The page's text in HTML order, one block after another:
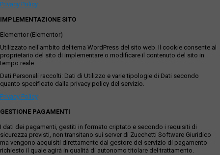
Privacy Policy
IMPLEMENTAZIONE SITO
Elementor (Elementor)
Utilizzato nell'ambito del tema WordPress del sito web. Il cookie consente al
proprietario del sito di implementare o modificare il contenuto del sito in
tempo reale.
Dati Personali raccolti: Dati di Utilizzo e varie tipologie di Dati secondo
quanto specificato dalla privacy policy del servizio.
Privacy Policy
GESTIONE PAGAMENTI
I dati dei pagamenti, gestiti in formato criptato e secondo i requisiti di
sicurezza previsti, non transitano sui server di Zucchetti Software Giuridico
ma vengono acquisiti direttamente dal gestore del servizio di pagamento
richiesto il quale agirà in qualità di autonomo titolare del trattamento.